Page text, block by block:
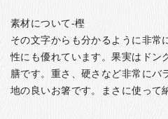
素材について-樫
その文字からも分かるように非常
性にも優れています。果実はドン
膳です。重さ、硬さなど非常にバ
地の良いお箸です。まさに使って